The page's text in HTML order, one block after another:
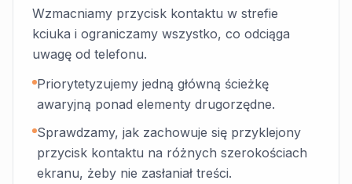
Wzmacniamy przycisk kontaktu w strefie
kciuka i ograniczamy wszystko, co odciąga
uwagę od telefonu.
Priorytetyzujemy jedną główną ścieżkę
awaryjną ponad elementy drugorzędne.
Sprawdzamy, jak zachowuje się przyklejony
przycisk kontaktu na różnych szerokościach
ekranu, żeby nie zasłaniał treści.